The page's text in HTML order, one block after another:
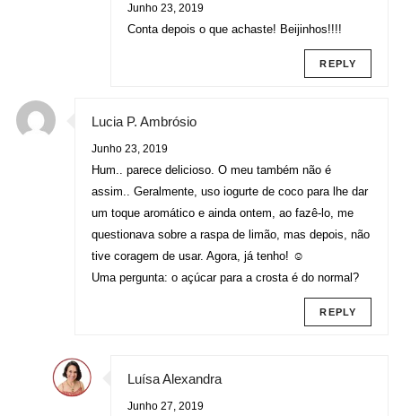
Junho 23, 2019
Conta depois o que achaste! Beijinhos!!!!
REPLY
Lucia P. Ambrósio
Junho 23, 2019
Hum.. parece delicioso. O meu também não é
assim.. Geralmente, uso iogurte de coco para lhe dar
um toque aromático e ainda ontem, ao fazê-lo, me
questionava sobre a raspa de limão, mas depois, não
tive coragem de usar. Agora, já tenho! ☺
Uma pergunta: o açúcar para a crosta é do normal?
REPLY
Luísa Alexandra
Junho 27, 2019